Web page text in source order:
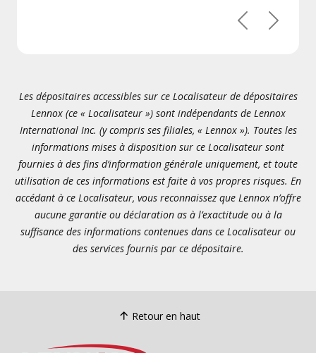
PrécédentSuivant
Les dépositaires accessibles sur ce Localisateur de dépositaires
Lennox (ce « Localisateur ») sont indépendants de Lennox
International Inc. (y compris ses filiales, « Lennox »). Toutes les
informations mises à disposition sur ce Localisateur sont
fournies à des fins d’information générale uniquement, et toute
utilisation de ces informations est faite à vos propres risques. En
accédant à ce Localisateur, vous reconnaissez que Lennox n’offre
aucune garantie ou déclaration as à l’exactitude ou à la
suffisance des informations contenues dans ce Localisateur ou
des services fournis par ce dépositaire.
Retour en haut